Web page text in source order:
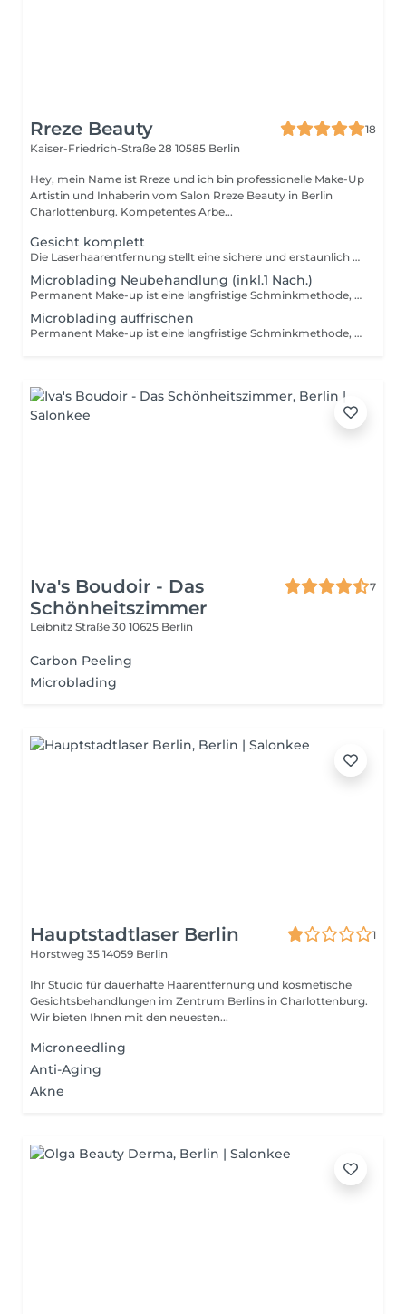
Rreze Beauty
18
Kaiser-Friedrich-Straße 28 10585 Berlin
Hey, mein Name ist Rreze und ich bin professionelle Make-Up
Artistin und Inhaberin vom Salon Rreze Beauty in Berlin
Charlottenburg. Kompetentes Arbe...
Gesicht komplett
Die Laserhaarentfernung stellt eine sichere und erstaunlich schnelle Alternative für all diejenigen dar, die sich von ihrem Rasierer verabschieden möchten. Wenn du Zeit sparen möchtest und dir morgens ein paar Minuten ersparen willst, bietet die Laserhaarentfernung ein schnelles und nahezu schmerzfreies Verfahren, das dauerhaft glatte und makellose Haut ermöglicht.
Microblading Neubehandlung (inkl.1 Nach.)
Permanent Make-up ist eine langfristige Schminkmethode, bei der ausgewählte Hautpartien wie Augenbrauen, Lippenkonturen oder Lidstriche dauerhaft pigmentiert werden. Die Wirkung dieser Methode hält bis zu fünf Jahre an. Durch die Anwendung von Permanent Make-up entfällt das lästige Entfernen und erneute Auftragen von Make-up, da ein dauerhaft frischer Look gewährleistet wird, selbst direkt nach dem Aufwachen.
Microblading auffrischen
Permanent Make-up ist eine langfristige Schminkmethode, bei der ausgewählte Hautpartien wie Augenbrauen, Lippenkonturen oder Lidstriche dauerhaft pigmentiert werden. Die Wirkung dieser Methode hält bis zu fünf Jahre an. Durch die Anwendung von Permanent Make-up entfällt das lästige Entfernen und erneute Auftragen von Make-up, da ein dauerhaft frischer Look gewährleistet wird, selbst direkt nach dem Aufwachen.
Iva's Boudoir - Das
Schönheitszimmer
7
Leibnitz Straße 30 10625 Berlin
Carbon Peeling
Microblading
Hauptstadtlaser Berlin
1
Horstweg 35 14059 Berlin
Ihr Studio für dauerhafte Haarentfernung und kosmetische
Gesichtsbehandlungen im Zentrum Berlins in Charlottenburg.
Wir bieten Ihnen mit den neuesten...
Microneedling
Anti-Aging
Akne